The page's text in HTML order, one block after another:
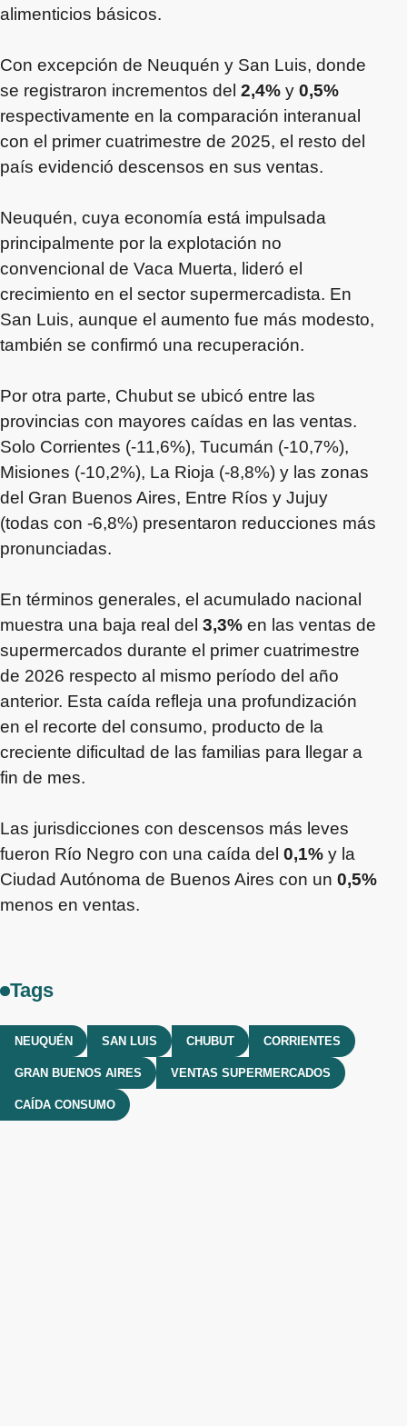
alimenticios básicos.
Con excepción de Neuquén y San Luis, donde
se registraron incrementos del 2,4% y 0,5%
respectivamente en la comparación interanual
con el primer cuatrimestre de 2025, el resto del
país evidenció descensos en sus ventas.
Neuquén, cuya economía está impulsada
principalmente por la explotación no
convencional de Vaca Muerta, lideró el
crecimiento en el sector supermercadista. En
San Luis, aunque el aumento fue más modesto,
también se confirmó una recuperación.
Por otra parte, Chubut se ubicó entre las
provincias con mayores caídas en las ventas.
Solo Corrientes (-11,6%), Tucumán (-10,7%),
Misiones (-10,2%), La Rioja (-8,8%) y las zonas
del Gran Buenos Aires, Entre Ríos y Jujuy
(todas con -6,8%) presentaron reducciones más
pronunciadas.
En términos generales, el acumulado nacional
muestra una baja real del 3,3% en las ventas de
supermercados durante el primer cuatrimestre
de 2026 respecto al mismo período del año
anterior. Esta caída refleja una profundización
en el recorte del consumo, producto de la
creciente dificultad de las familias para llegar a
fin de mes.
Las jurisdicciones con descensos más leves
fueron Río Negro con una caída del 0,1% y la
Ciudad Autónoma de Buenos Aires con un 0,5%
menos en ventas.
Tags
NEUQUÉN SAN LUIS CHUBUT CORRIENTES
GRAN BUENOS AIRES VENTAS SUPERMERCADOS
CAÍDA CONSUMO